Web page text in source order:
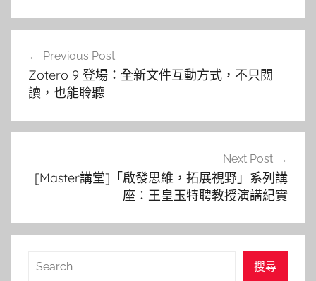
導
覽
Previous Post
Zotero 9 登場：全新文件互動方式，不只閱
讀，也能聆聽
Next Post
[Master講堂]「啟發思維，拓展視野」系列講
座：王皇玉特聘教授演講紀實
搜
搜尋